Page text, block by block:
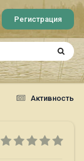
Регистрация
Активность